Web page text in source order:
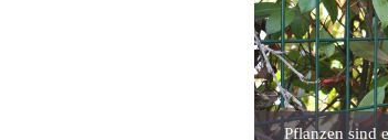
Pflanzen sind